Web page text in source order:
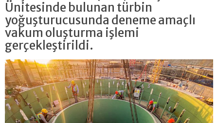
Ünitesinde bulunan türbin
yoğuşturucusunda deneme amaçlı
vakum oluşturma işlemi
gerçekleştirildi.